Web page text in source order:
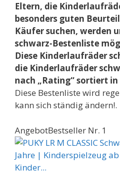
Eltern, die
besonders guten
Käufer suchen, werden
schwarz-Bestenliste
Diese Kinderlaufräder
die Kinderlaufräder
nach „Rating“ sortiert in
Diese Bestenliste wird
kann sich ständig ändern!.
AngebotBestseller Nr. 1